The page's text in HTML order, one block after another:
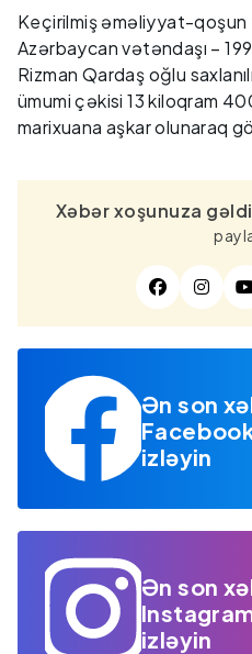
Keçirilmiş əməliyyat-
Azərbaycan vətəndaşı –
Rizman Qardaş oğlu
ümumi çəkisi 13 kiloqram
marixuana aşkar olunaraq
Xəbər xoşunuza
Ən son
izləyin
Ən son
izləyin